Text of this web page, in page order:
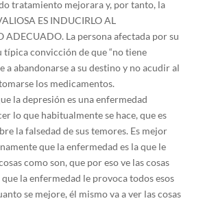
tratamiento mejorara y, por tanto, la
ES INDUCIRLO AL
ADECUADO. La persona afectada por su
típica convicción de que “no tiene
a abandonarse a su destino y no acudir al
los medicamentos.
la depresión es una enfermedad
lo que habitualmente se hace, que es
la falsedad de sus temores. Es mejor
que la enfermedad es la que le
como son, que por eso ve las cosas
que la enfermedad le provoca todos esos
se mejore, él mismo va a ver las cosas